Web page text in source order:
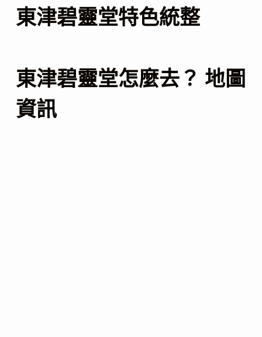
東津碧靈堂特色統整
東津碧靈堂怎麼去？ 地圖
資訊